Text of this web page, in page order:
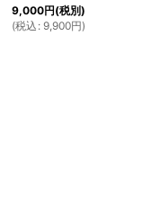
9,000円(税別)
(税込 : 9,900円)